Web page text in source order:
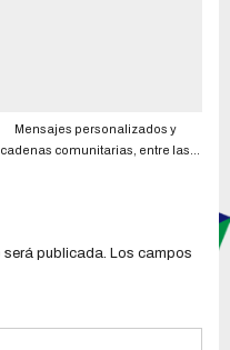
Mensajes personalizados y
cadenas comunitarias, entre las
publicada. Los campos